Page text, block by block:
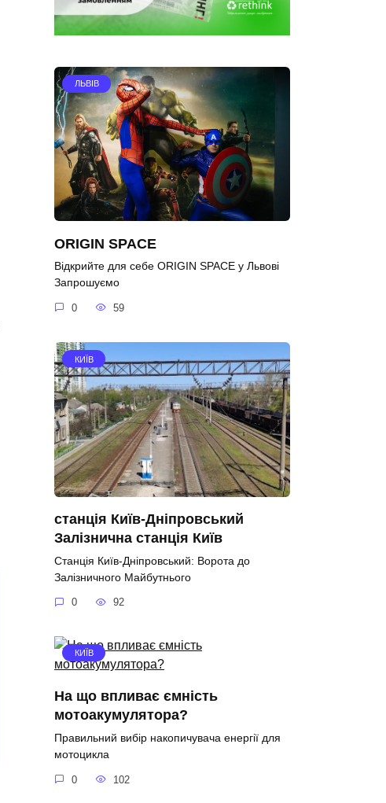
ЛЬВІВ
ORIGIN SPACE
Відкрийте для себе ORIGIN SPACE у Львові
Запрошуємо
0 59
КИЇВ
станція Київ-Дніпровський
Залізнична станція Київ
Станція Київ-Дніпровський: Ворота до
Залізничного Майбутнього
0 92
КИЇВ
На що впливає ємність
мотоакумулятора?
Правильний вибір накопичувача енергії для
мотоцикла
0 102